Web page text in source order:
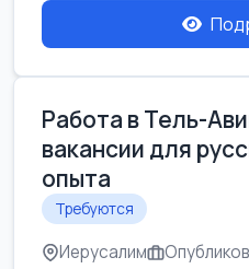
Работа в Тель-
вакансии для
опыта
Требуются
Иерусалим